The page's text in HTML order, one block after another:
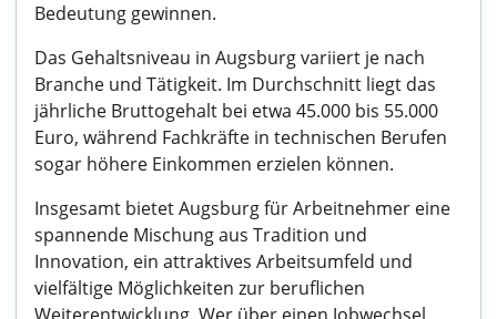
Bedeutung gewinnen.
Das Gehaltsniveau in Augsburg variiert je nach
Branche und Tätigkeit. Im Durchschnitt liegt das
jährliche Bruttogehalt bei etwa 45.000 bis 55.000
Euro, während Fachkräfte in technischen Berufen
sogar höhere Einkommen erzielen können.
Insgesamt bietet Augsburg für Arbeitnehmer eine
spannende Mischung aus Tradition und
Innovation, ein attraktives Arbeitsumfeld und
vielfältige Möglichkeiten zur beruflichen